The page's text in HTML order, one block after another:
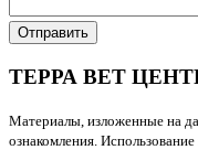
Отправить
ТЕРРА ВЕТ
Материалы, изложенные на
ознакомления.